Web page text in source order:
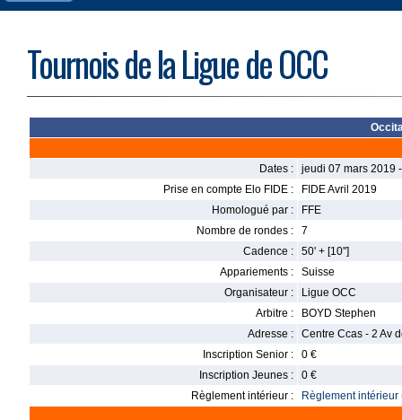
Tournois de la Ligue de OCC
Dates :
jeudi 07 mars 2019
Prise en compte Elo FIDE :
FIDE Avril 2019
Homologué par :
FFE
Nombre de rondes :
7
Cadence :
50' + [10'']
Appariements :
Suisse
Organisateur :
Ligue OCC
Arbitre :
BOYD Stephen
Adresse :
Centre Ccas - 2 Av
Inscription Senior :
0 €
Inscription Jeunes :
0 €
Règlement intérieur :
Règlement intérieur